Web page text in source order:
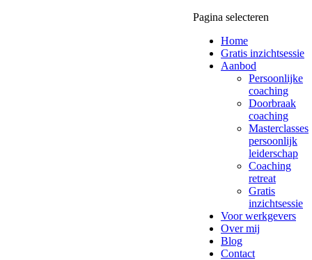
Pagina selecteren
Home
Gratis inzichtsessie
Aanbod
Persoonlijke
coaching
Doorbraak
coaching
Masterclasses
persoonlijk
leiderschap
Coaching
retreat
Gratis
inzichtsessie
Voor werkgevers
Over mij
Blog
Contact